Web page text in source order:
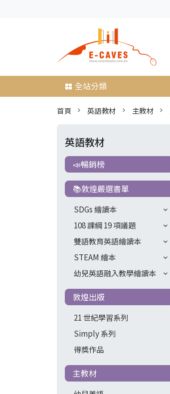
全站分類
首頁 英語教材 主教材
英語教材
📣暢銷榜
📚敦煌嚴選書單
SDGs 繪讀本
108 課綱 19 項議題
雙語教育英語繪讀本
STEAM 繪本
幼兒英語融入教學繪讀本
敦煌出版
21 世紀學習系列
Simply 系列
得獎作品
主教材